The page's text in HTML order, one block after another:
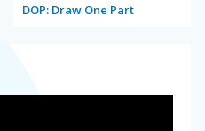
DOP: Draw One Part